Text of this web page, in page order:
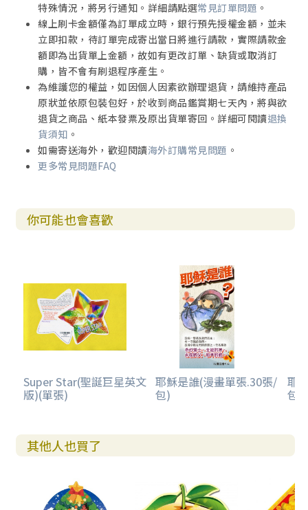
特殊情況，將另行通知。詳細請點選常見訂單問題 。
線上刷卡金額僅為訂單成立時，銀行預先授權金額，並未
立即扣款，待訂單完成寄出當日將進行請款，實際請款金
額即為出貨單上金額，故如有更改訂單、缺貨或取消訂
購，皆不會有刷退程序產生。
為維護您的權益，如因個人因素欲辦理退貨，請維持產品
原狀並依原包裝包好，於收到商品鑑賞期七天內，將與欲
退貨之商品、紙本發票及原出貨單寄回。詳細可閱讀退換
貨須知 。
如需寄送海外，歡迎閱讀海外訂購常見問題 。
更多常見問題FAQ
你可能也會喜歡
Super Star(聖誕巨星英文
版)(單張)
耶穌是誰(漫畫單張.30張/
包)
耶
包)
其他人也買了